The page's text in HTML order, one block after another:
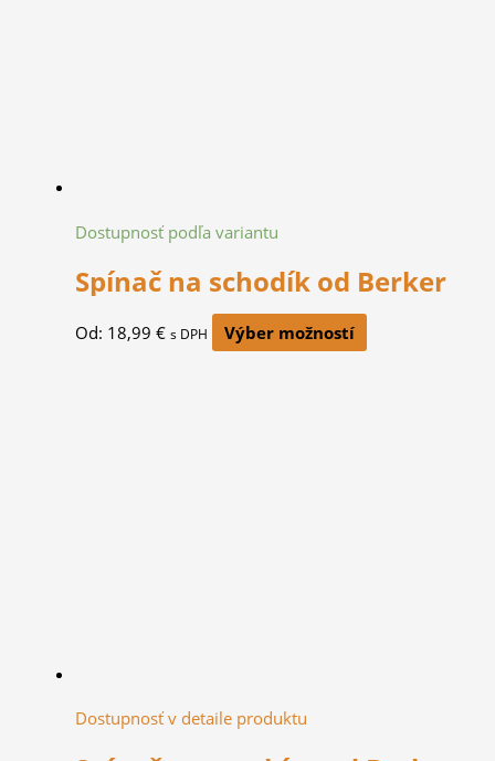
Dostupnosť podľa variantu
Spínač na schodík od Berker
Od: 18,99 € s DPH Výber možností
Dostupnosť v detaile produktu